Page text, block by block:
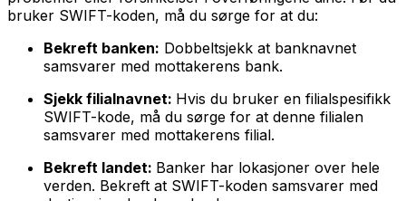
bruker SWIFT-koden, må du sørge for at du:
Bekreft banken: Dobbeltsjekk at banknavnet
samsvarer med mottakerens bank.
Sjekk filialnavnet: Hvis du bruker en filialspesifikk
SWIFT-kode, må du sørge for at denne filialen
samsvarer med mottakerens filial.
Bekreft landet: Banker har lokasjoner over hele
verden. Bekreft at SWIFT-koden samsvarer med